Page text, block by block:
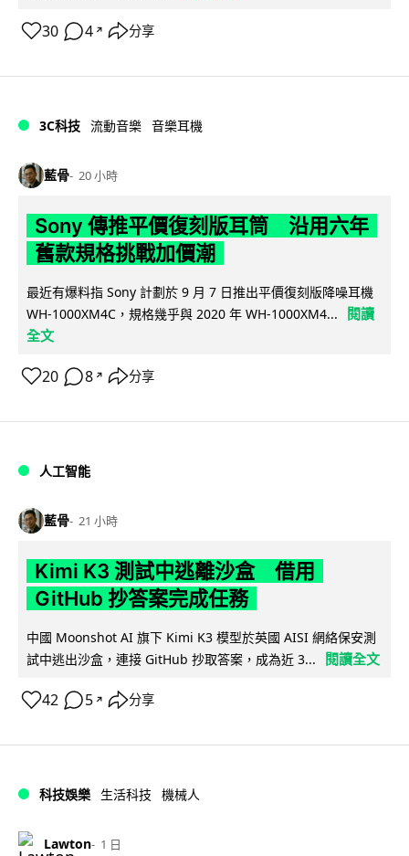
30 4 ↗ 分享
3C科技 流動音樂 音樂耳機
藍骨 20 小時
Sony 傳推平價復刻版耳筒 沿用六年
舊款規格挑戰加價潮
最近有爆料指 Sony 計劃於 9 月 7 日推出平價復刻版降噪耳機
WH-1000XM4C，規格幾乎與 2020 年 WH-1000XM4...
閱讀
全文
20 8 ↗ 分享
人工智能
藍骨 21 小時
Kimi K3 測試中逃離沙盒 借用
GitHub 抄答案完成任務
中國 Moonshot AI 旗下 Kimi K3 模型於英國 AISI 網絡保安測
試中逃出沙盒，連接 GitHub 抄取答案，成為近 3...
閱讀全文
42 5 ↗ 分享
科技娛樂 生活科技 機械人
Lawton 1 日